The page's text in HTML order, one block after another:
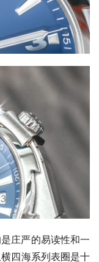
庄严的易读性和一
四海系列表圈是十